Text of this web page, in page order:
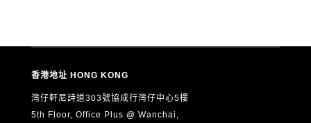
式，向本人發送有關教育、升學、展覽、活動、課程及服務
銷同意，而不影響其他用途的合法處理。
香港地址 HONG KONG
灣仔軒尼詩道303號協成行灣仔中心5樓
5th Floor, Office Plus @ Wanchai,